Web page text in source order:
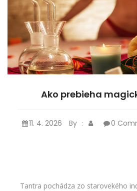
Ako prebieha
11. 4. 2026 By : 0
Tantra pochádza zo starovekého